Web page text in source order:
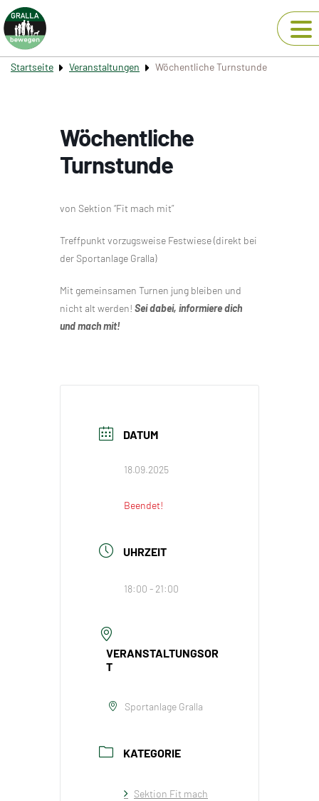
Startseite Veranstaltungen Wöchentliche Turnstunde
Wöchentliche
Turnstunde
von Sektion “Fit mach mit”
Treffpunkt vorzugsweise Festwiese (direkt bei
der Sportanlage Gralla)
Mit gemeinsamen Turnen jung bleiben und
nicht alt werden! Sei dabei, informiere dich
und mach mit!
DATUM
18.09.2025
Beendet!
UHRZEIT
18:00 - 21:00
VERANSTALTUNGSOR
T
Sportanlage Gralla
KATEGORIE
Sektion Fit mach